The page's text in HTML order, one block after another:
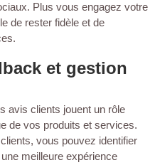
Plus vous engagez votre
de rester fidèle et de
et gestion
avis clients jouent un rôle
de vos produits et services.
vous pouvez identifier
meilleure expérience